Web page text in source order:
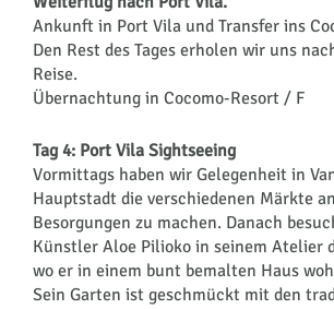
Ankunft in Port Vila und Transfer ins
Den Rest des Tages erholen wir uns
Reise.
Übernachtung in Cocomo-Resort / F
Tag 4: Port Vila Sightseeing
Vormittags haben wir Gelegenheit in
Hauptstadt die verschiedenen Märkte
Besorgungen zu machen. Danach
Künstler Aloe Pilioko in seinem Atelier
wo er in einem bunt bemalten Haus
Sein Garten ist geschmückt mit den